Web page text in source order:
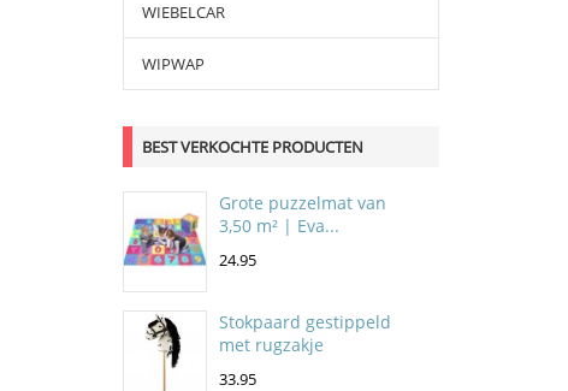
WIEBELCAR
WIPWAP
BEST VERKOCHTE PRODUCTEN
Grote puzzelmat van
3,50 m² | Eva...
24.95
Stokpaard gestippeld
met rugzakje
33.95